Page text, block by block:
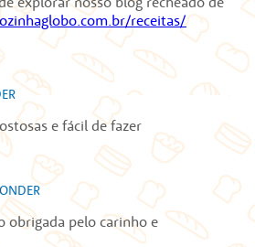
receitas/
e fácil de fazer
obrigada pelo carinho e